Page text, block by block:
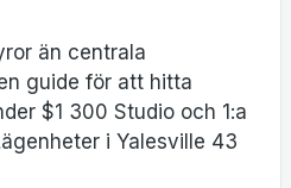
än centrala
guide för att hitta
$1 300 Studio och 1:a
i Yalesville 43